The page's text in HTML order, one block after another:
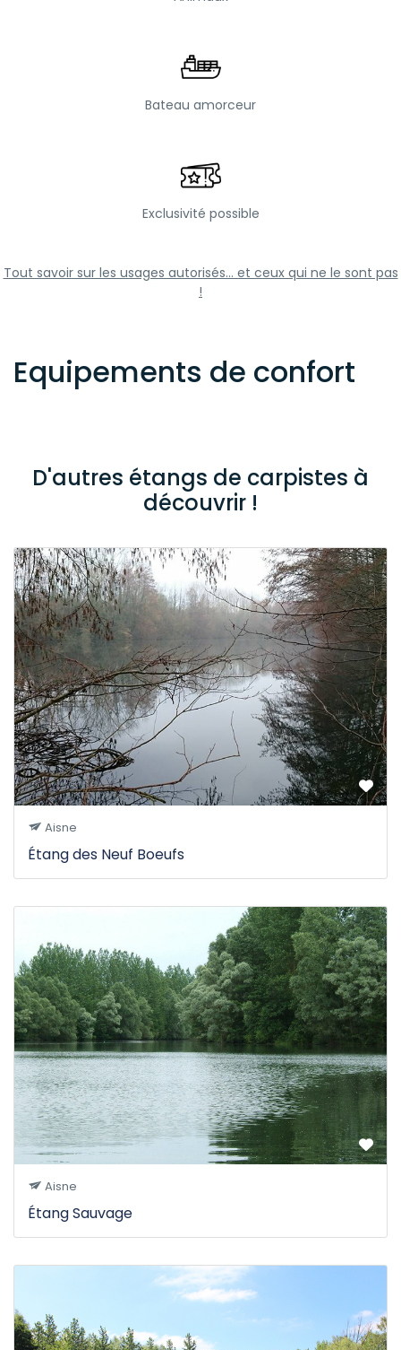
Bateau amorceur
Exclusivité possible
Tout savoir sur les usages autorisés... et ceux qui ne le sont pas
!
Equipements de confort
D'autres étangs de carpistes à
découvrir !
Aisne
Étang des Neuf Boeufs
Aisne
Étang Sauvage